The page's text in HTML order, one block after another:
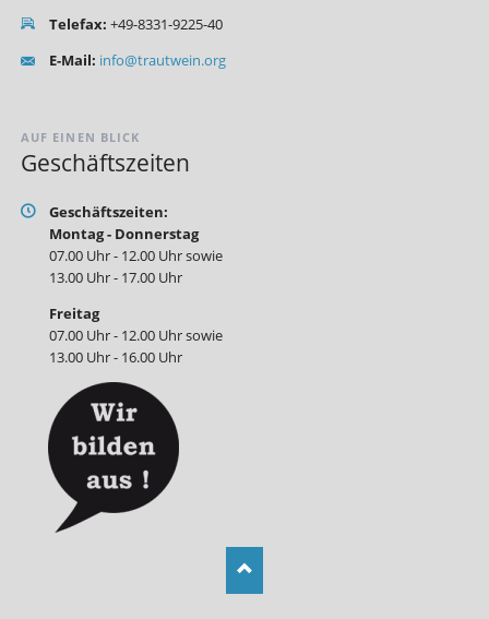
Telefax: +49-8331-9225-40
E-Mail: info@trautwein.org
AUF EINEN BLICK
Geschäftszeiten
Geschäftszeiten:
Montag - Donnerstag
07.00 Uhr - 12.00 Uhr sowie
13.00 Uhr - 17.00 Uhr
Freitag
07.00 Uhr - 12.00 Uhr sowie
13.00 Uhr - 16.00 Uhr